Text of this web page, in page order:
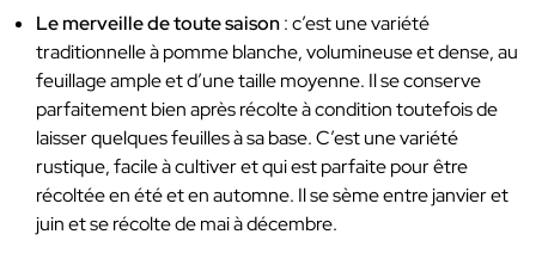
Le merveille de toute saison: c’est une variété
traditionnelle à pomme blanche, volumineuse et dense, au
feuillage ample et d’une taille moyenne. Il se conserve
parfaitement bien après récolte à condition toutefois de
laisser quelques feuilles à sa base. C’est une variété
rustique, facile à cultiver et qui est parfaite pour être
récoltée en été et en automne. Il se sème entre janvier et
juin et se récolte de mai à décembre.